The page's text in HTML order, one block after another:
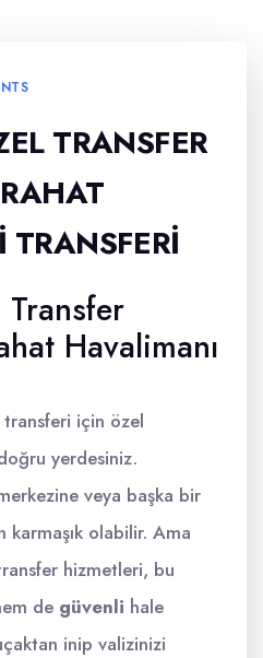
TRANSFER
Havalimanı
transferi için özel
yerdesiniz.
veya başka bir
karmaşık olabilir. Ama
hizmetleri, bu
de güvenli hale
inip valizinizi